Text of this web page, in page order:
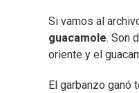
Si vamos al
guacamole. Son
oriente y el
El garbanzo ganó